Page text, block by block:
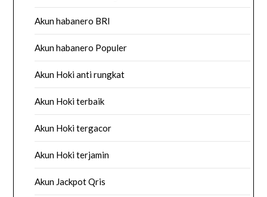
Akun habanero BRI
Akun habanero Populer
Akun Hoki anti rungkat
Akun Hoki terbaik
Akun Hoki tergacor
Akun Hoki terjamin
Akun Jackpot Qris